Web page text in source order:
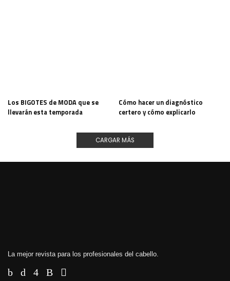
Los BIGOTES de MODA que se
llevarán esta temporada
Cómo hacer un diagnóstico
certero y cómo explicarlo
CARGAR MÁS
La mejor revista para los profesionales del cabello.